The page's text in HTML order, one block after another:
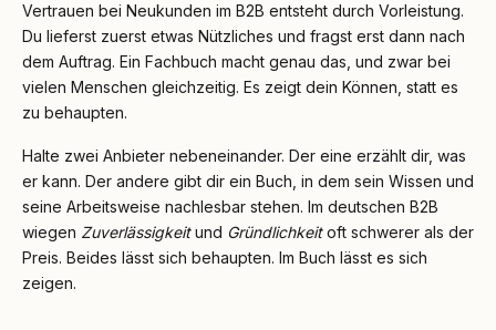
Vertrauen bei Neukunden im B2B entsteht durch Vorleistung.
Du lieferst zuerst etwas Nützliches und fragst erst dann nach
dem Auftrag. Ein Fachbuch macht genau das, und zwar bei
vielen Menschen gleichzeitig. Es zeigt dein Können, statt es
zu behaupten.
Halte zwei Anbieter nebeneinander. Der eine erzählt dir, was
er kann. Der andere gibt dir ein Buch, in dem sein Wissen und
seine Arbeitsweise nachlesbar stehen. Im deutschen B2B
wiegen Zuverlässigkeitund Gründlichkeitoft schwerer als der
Preis. Beides lässt sich behaupten. Im Buch lässt es sich
zeigen.